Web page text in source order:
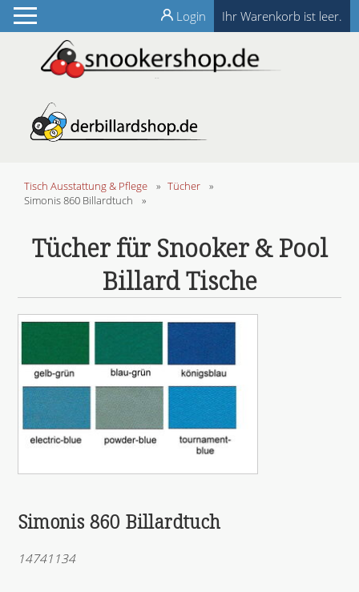
Ihr Warenkorb ist leer.
Login
Tisch Ausstattung & Pflege » Tücher
»
Simonis 860 Billardtuch
»
Tücher für Snooker & Pool
Billard Tische
Simonis 860 Billardtuch
14741134